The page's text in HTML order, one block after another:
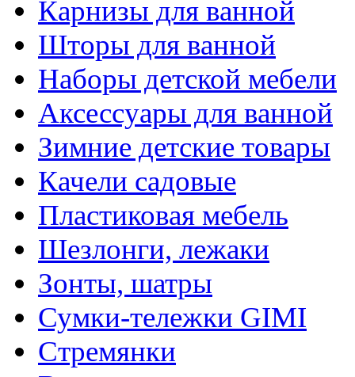
Карнизы для ванной
Шторы для ванной
Наборы детской мебели
Аксессуары для ванной
Зимние детские товары
Качели садовые
Пластиковая мебель
Шезлонги, лежаки
Зонты, шатры
Сумки-тележки GIMI
Стремянки